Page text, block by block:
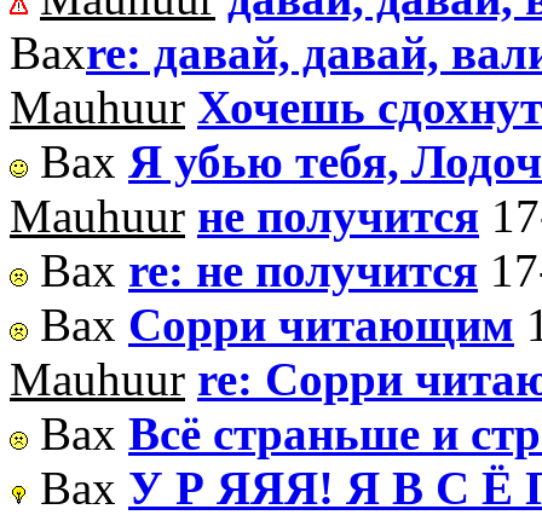
Вахre: давай, давай,
Mauhuur Хочешь
Вах Я убью тебя,
Mauhuur не получится
Вах re: не получится
Вах Сорри читающим
Mauhuur re: Сорри
Вах Всё страньше и
Вах У Р ЯЯЯ! Я В С Ё